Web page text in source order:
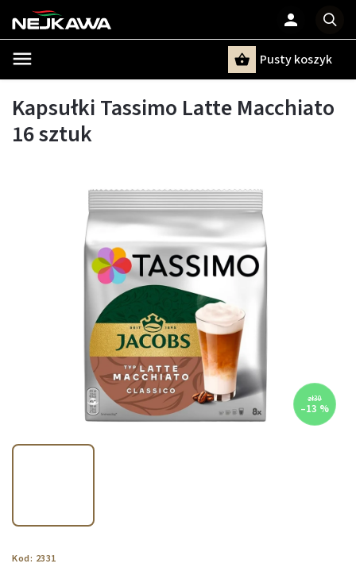
Pusty koszyk
Kapsułki Tassimo Latte Macchiato
16 sztuk
zł30
–13 %
Kod: 2331